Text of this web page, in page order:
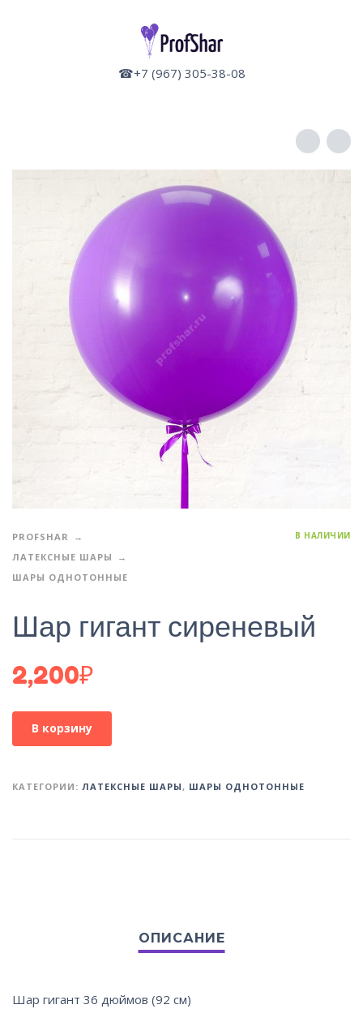
☎+7 (967) 305-38-08
PROFSHAR
ЛАТЕКСНЫЕ ШАРЫ
ШАРЫ ОДНОТОННЫЕ
В НАЛИЧИИ
Шар гигант сиреневый
2,200₽
В корзину
КАТЕГОРИИ: ЛАТЕКСНЫЕ ШАРЫ, ШАРЫ ОДНОТОННЫЕ
Шар гигант 36 дюймов (92 см)